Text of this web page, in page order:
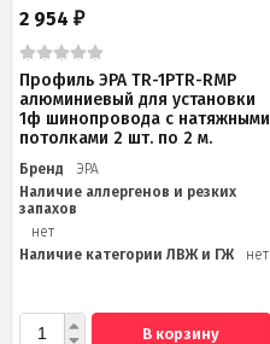
2 954 ₽
Профиль ЭРА TR-1PTR-RMP
алюминиевый для установки
1ф шинопровода с натяжными
потолками 2 шт. по 2 м.
Бренд
ЭРА
Наличие аллергенов и резких
запахов
нет
Наличие категории ЛВЖ и ГЖ
нет
В корзину